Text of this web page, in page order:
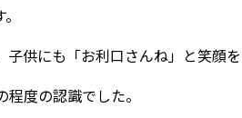
供にも「お利口さんね」と笑顔を
度の認識でした。